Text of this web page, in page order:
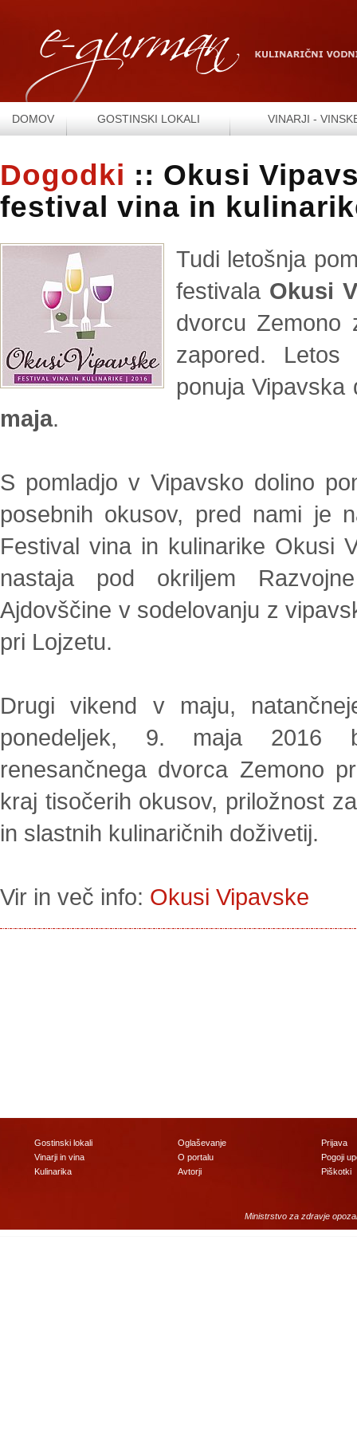
DOMOV GOSTINSKI LOKALI VINARJI -
Dogodki :: Okusi
festival vina in
Tudi letošnja
festivala Okusi
dvorcu Zemono
zapored.
ponuja
maja.
S pomladjo v Vipavsko dolino
posebnih okusov, pred nami je
Festival vina in kulinarike Okusi
nastaja pod okriljem
Ajdovščine v sodelovanju z
pri Lojzetu.
Drugi vikend v maju,
ponedeljek, 9. maja 2016
renesančnega dvorca Zemono
kraj tisočerih okusov, priložnost
in slastnih kulinaričnih doživetij.
Vir in več info: Okusi Vipavske
Gostinski lokali
Vinarji in vina
Kulinarika
Oglaševanje
O portalu
Avtorji
Prijava
Pogoji
Piškotki
Ministrstvo za zdravje